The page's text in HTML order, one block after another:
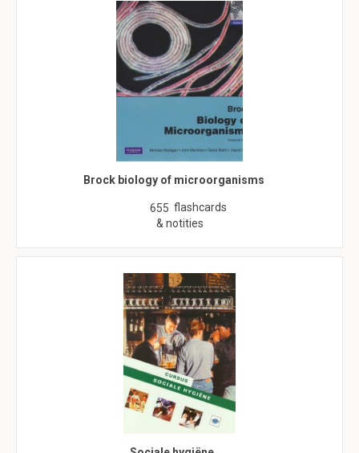
Brock biology of microorganisms
655 flashcards
& notities